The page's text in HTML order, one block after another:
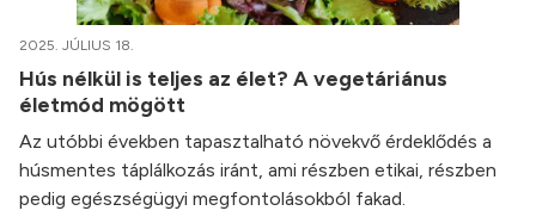
2025. JÚLIUS 18.
Hús nélkül is teljes az élet? A vegetáriánus
életmód mögött
Az utóbbi években tapasztalható növekvő érdeklődés a
húsmentes táplálkozás iránt, ami részben etikai, részben
pedig egészségügyi megfontolásokból fakad.